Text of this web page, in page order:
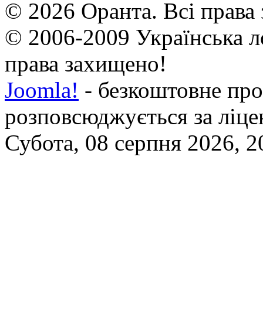
© 2026 Оранта. Всі
© 2006-2009 Українська
права захищено!
Joomla! - безкоштовне
розповсюджується за
Субота, 08 серпня 2026,